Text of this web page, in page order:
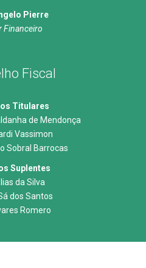
Pierre
Financeiro
Fiscal
Titulares
de Mendonça
Vassimon
Sobral Barrocas
Suplentes
da Silva
dos Santos
Romero